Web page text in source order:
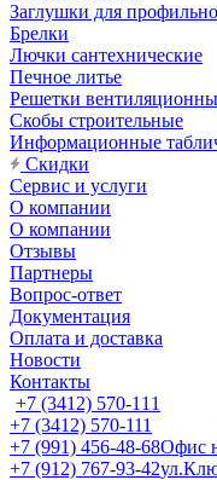
Заглушки для
Брелки
Лючки сантехнические
Печное литье
Решетки
Скобы строительные
Информационные
Скидки
Сервис и услуги
О компании
О компании
Отзывы
Партнеры
Вопрос-ответ
Документация
Оплата и доставка
Новости
Контакты
+7 (3412) 570-111
+7 (3412) 570-111
+7 (991) 456-48-68Офис
+7 (912) 767-93-42